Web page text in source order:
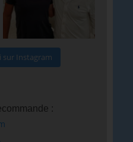
sur Instagram
: